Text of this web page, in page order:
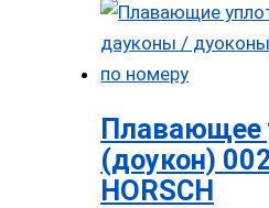
Плавающее
(доукон)
HORSCH